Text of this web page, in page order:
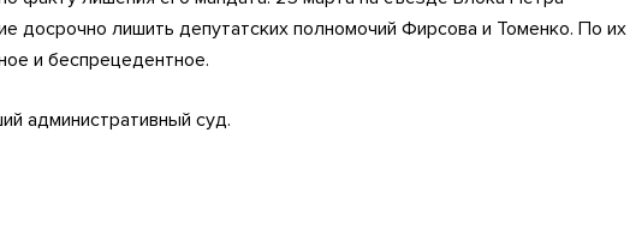
досрочно лишить депутатских полномочий Фирсова и Томенко. По их
и беспрецедентное.
административный суд.